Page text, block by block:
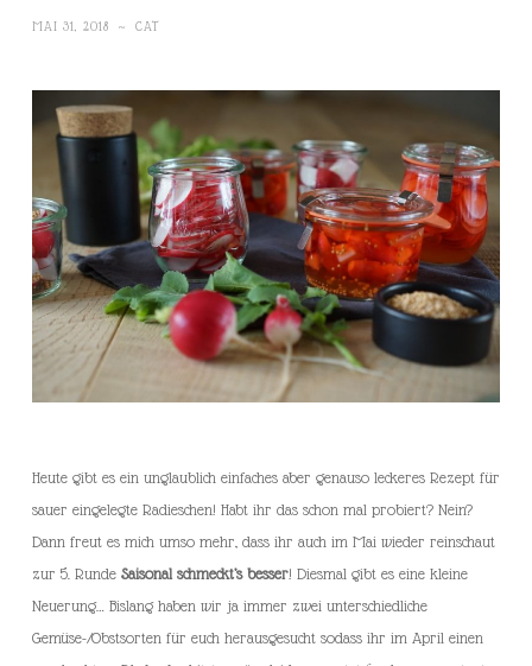
MAI 31, 2018 ~ CAT
Heute gibt es ein unglaublich einfaches aber genauso leckeres Rezept für
sauer eingelegte Radieschen! Habt ihr das schon mal probiert? Nein?
Dann freut es mich umso mehr, dass ihr auch im Mai wieder reinschaut
zur 5. Runde Saisonal schmeckt’s besser! Diesmal gibt es eine kleine
Neuerung… Bislang haben wir ja immer zwei unterschiedliche
Gemüse-/Obstsorten für euch herausgesucht sodass ihr im April einen